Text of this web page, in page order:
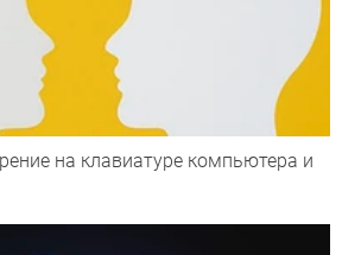
на клавиатуре компьютера и